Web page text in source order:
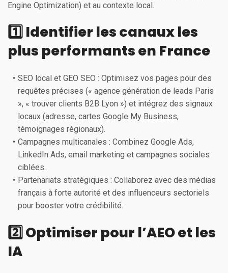
Engine Optimization) et au contexte local.
1️⃣ Identifier les canaux les
plus performants en France
SEO local et GEO SEO : Optimisez vos pages pour des
requêtes précises (« agence génération de leads Paris
», « trouver clients B2B Lyon ») et intégrez des signaux
locaux (adresse, cartes Google My Business,
témoignages régionaux).
Campagnes multicanales : Combinez Google Ads,
LinkedIn Ads, email marketing et campagnes sociales
ciblées.
Partenariats stratégiques : Collaborez avec des médias
français à forte autorité et des influenceurs sectoriels
pour booster votre crédibilité.
2️⃣ Optimiser pour l’AEO et les
IA